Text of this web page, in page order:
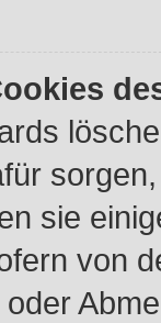
sie
von